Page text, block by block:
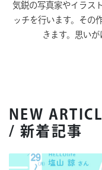
気鋭の写真家やイラス
ッチを行います。その
きます。思いが
NEW
/ 新着記事